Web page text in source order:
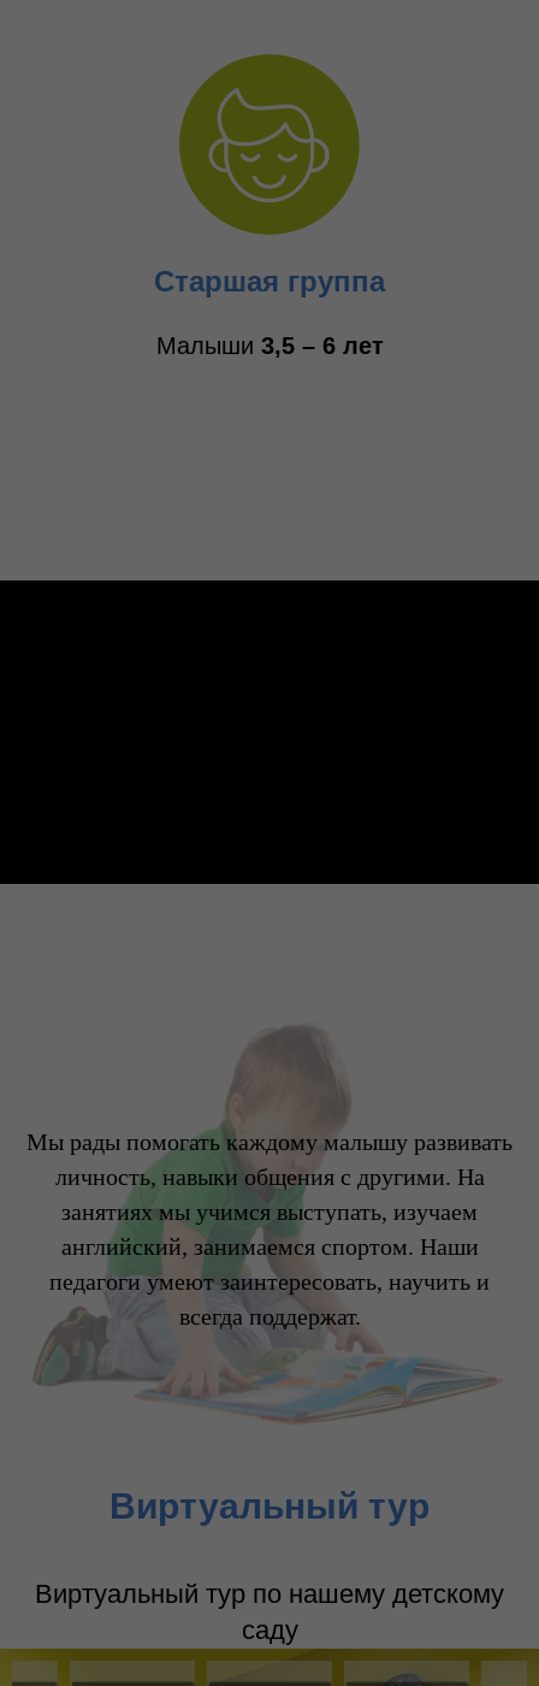
Старшая группа
Малыши 3,5 – 6 лет
Мы рады помогать каждому малышу развивать
личность, навыки общения с другими. На
занятиях мы учимся выступать, изучаем
английский, занимаемся спортом. Наши
педагоги умеют заинтересовать, научить и
всегда поддержат.
Виртуальный тур
Виртуальный тур по нашему детскому
саду